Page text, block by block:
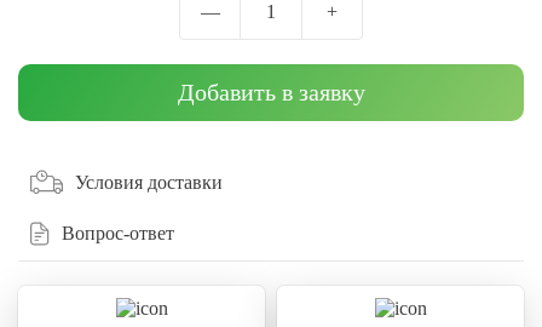
— 1 +
Добавить в заявку
Условия доставки
Вопрос-ответ
Отправить